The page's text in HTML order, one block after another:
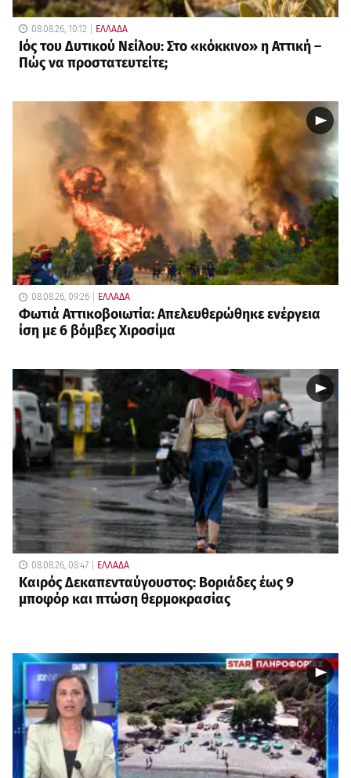
08.08.26, 10:12 ΕΛΛΑΔΑ
Ιός του Δυτικού Νείλου: Στο «κόκκινο» η Αττική –
Πώς να προστατευτείτε;
08.08.26, 09:26 ΕΛΛΑΔΑ
Φωτιά Αττικοβοιωτία: Απελευθερώθηκε ενέργεια
ίση με 6 βόμβες Χιροσίμα
08.08.26, 08:47 ΕΛΛΑΔΑ
Καιρός Δεκαπενταύγουστος: Βοριάδες έως 9
μποφόρ και πτώση θερμοκρασίας